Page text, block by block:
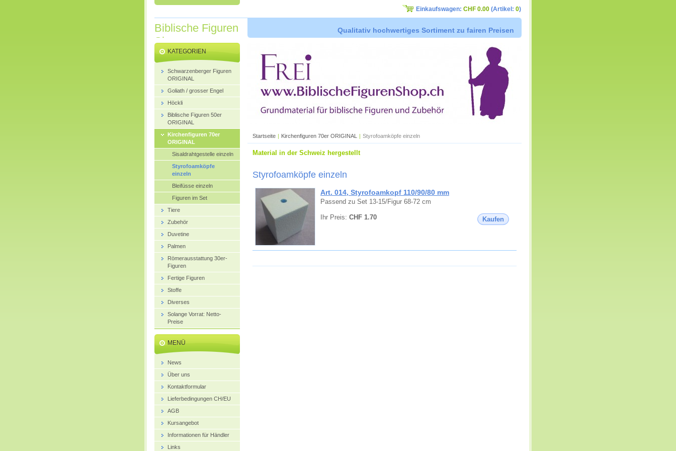
Biblische Figuren
Shop
Qualitativ hochwertiges Sortiment zu fairen Preisen
Startseite | Kirchenfiguren 70er ORIGINAL | Styrofoamköpfe einzeln
Material in der Schweiz hergestellt
Styrofoamköpfe einzeln
Art. 014, Styrofoamkopf 110/90/80 mm
Passend zu Set 13-15/Figur 68-72 cm
Kaufen
Ihr Preis: CHF 1.70
KATEGORIEN
Schwarzenberger Figuren
ORIGINAL
Goliath / grosser Engel
Höckli
Biblische Figuren 50er
ORIGINAL
Kirchenfiguren 70er
ORIGINAL
Sisaldrahtgestelle einzeln
Styrofoamköpfe
einzeln
Bleifüsse einzeln
Figuren im Set
Tiere
Zubehör
Duvetine
Palmen
Römerausstattung 30er-
Figuren
Fertige Figuren
Stoffe
Diverses
Solange Vorrat: Netto-
Preise
MENÜ
News
Über uns
Kontaktformular
Lieferbedingungen CH/EU
AGB
Kursangebot
Informationen für Händler
Links
Einkaufswagen: CHF 0.00 (Artikel: 0)